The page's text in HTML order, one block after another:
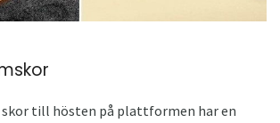
skor till hösten på plattformen har en